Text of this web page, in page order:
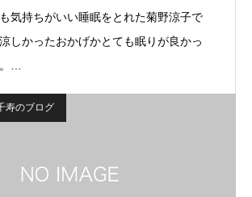
気持ちがいい睡眠をとれた菊野涼子で
しかったおかげかとても眠りが良かっ
…
のブログ